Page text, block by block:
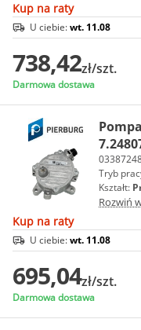
Kup na raty
U ciebie:wt. 11.08
738,42zł/szt.
Darmowa dostawa
Tryb
Kształt:
Rozwiń
Kup na raty
U ciebie:wt. 11.08
695,04zł/szt.
Darmowa dostawa